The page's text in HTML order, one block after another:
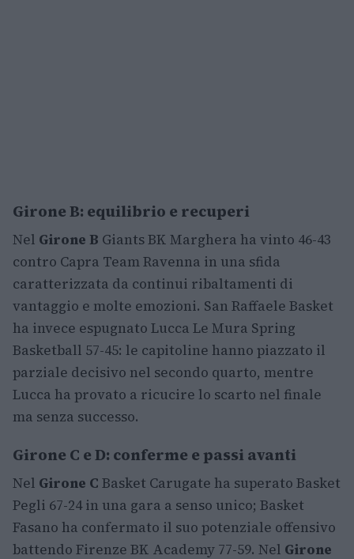
Girone B: equilibrio e recuperi
Nel Girone B Giants BK Marghera ha vinto 46-43
contro Capra Team Ravenna in una sfida
caratterizzata da continui ribaltamenti di
vantaggio e molte emozioni. San Raffaele Basket
ha invece espugnato Lucca Le Mura Spring
Basketball 57-45: le capitoline hanno piazzato il
parziale decisivo nel secondo quarto, mentre
Lucca ha provato a ricucire lo scarto nel finale
ma senza successo.
Girone C e D: conferme e passi avanti
Nel Girone C Basket Carugate ha superato Basket
Pegli 67-24 in una gara a senso unico; Basket
Fasano ha confermato il suo potenziale offensivo
battendo Firenze BK Academy 77-59. Nel Girone